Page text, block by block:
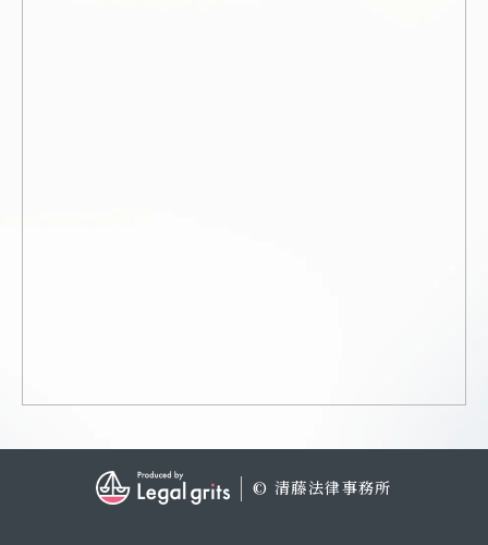
© 清藤法律事務所